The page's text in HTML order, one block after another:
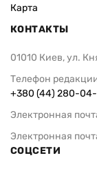
Карта
КОНТАКТЫ
01010 Киев, ул.
Телефон
+380 (44) 280-
Электронная
Электронная
СОЦСЕТИ